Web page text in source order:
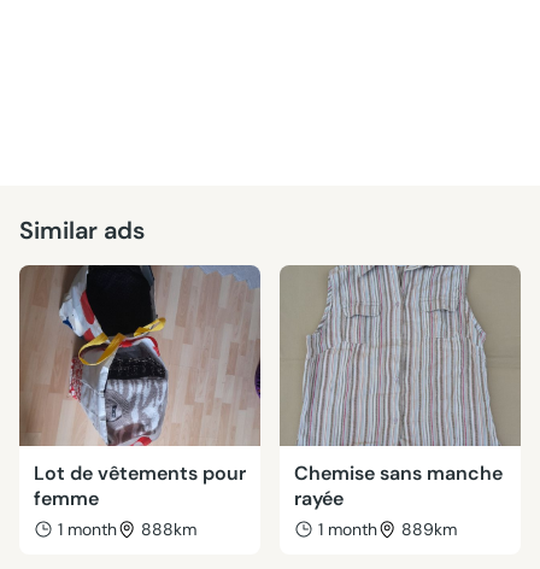
Similar ads
Lot de vêtements pour
femme
1 month 888km
Chemise sans manche
rayée
1 month 889km